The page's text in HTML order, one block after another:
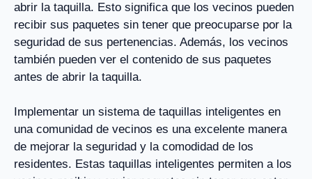
abrir la taquilla. Esto significa que los vecinos pueden
recibir sus paquetes sin tener que preocuparse por la
seguridad de sus pertenencias. Además, los vecinos
también pueden ver el contenido de sus paquetes
antes de abrir la taquilla.
Implementar un sistema de taquillas inteligentes en
una comunidad de vecinos es una excelente manera
de mejorar la seguridad y la comodidad de los
residentes. Estas taquillas inteligentes permiten a los